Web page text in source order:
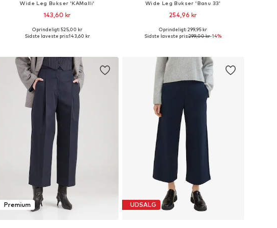
Wide Leg Bukser 'KAMalli'
143,60 kr
Tilgængelige størrelser: 38, 40
Oprindeligt: 525,00 kr
Sidste laveste pris:143,60 kr
Wide Leg Bukser 'Banu 33'
254,96 kr
+5
Oprindeligt: 299,95 kr
Sidste laveste pris:299,00 kr-14%
Premium UDSALG